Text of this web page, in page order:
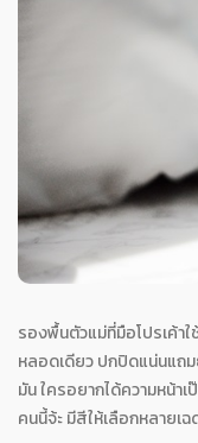
รองพื้นตัวแม่ที่มือโปรเค้า
หลอดเดียว ปกปิดแน่นแถ
มัน ใครอยากได้ความหน้า
คนนี้จ้ะ มีสีให้เลือกหลายเ